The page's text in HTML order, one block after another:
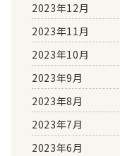
2023年12月
2023年11月
2023年10月
2023年9月
2023年8月
2023年7月
2023年6月